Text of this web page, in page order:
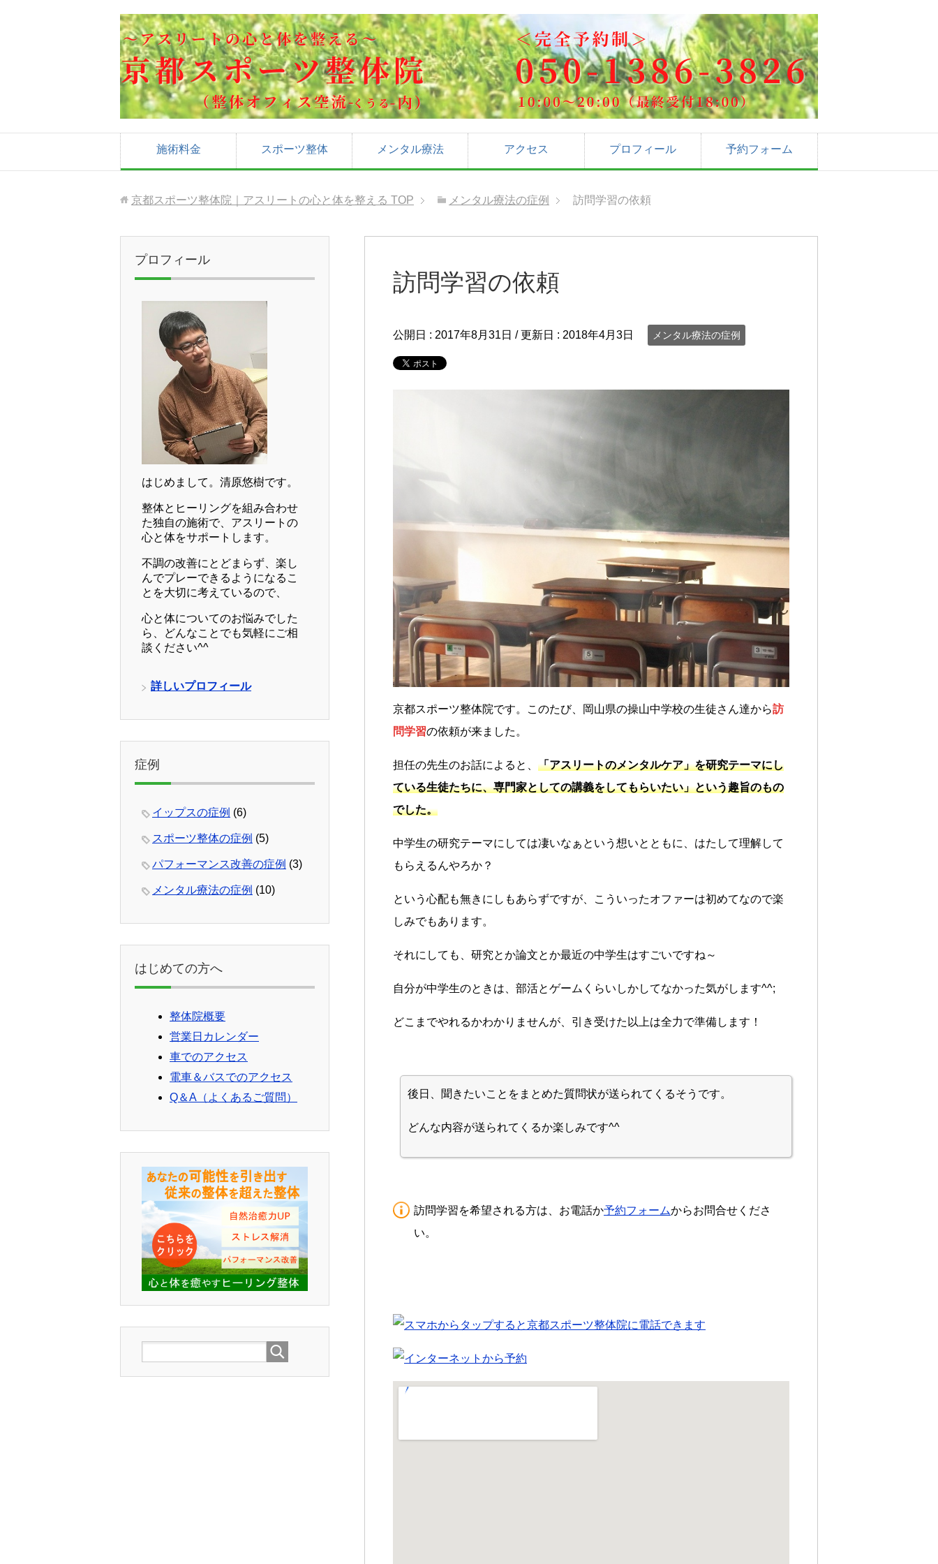
施術料金 スポーツ整体 メンタル療法 アクセス プロフィール 予約フォーム
京都スポーツ整体院｜アスリートの心と体を整える TOP メンタル療法の症例 訪問学習の依頼
訪問学習の依頼
公開日 : 2017年8月31日 / 更新日 : 2018年4月3日 メンタル療法の症例
京都スポーツ整体院です。このたび、岡山県の操山中学校の生徒さん達から訪
問学習の依頼が来ました。
担任の先生のお話によると、 「アスリートのメンタルケア」を研究テーマにし
ている生徒たちに、専門家としての講義をしてもらいたい」という趣旨のもの
でした。
中学生の研究テーマにしては凄いなぁという想いとともに、はたして理解して
もらえるんやろか？
という心配も無きにしもあらずですが、こういったオファーは初めてなので楽
しみでもあります。
それにしても、研究とか論文とか最近の中学生はすごいですね～
自分が中学生のときは、部活とゲームくらいしかしてなかった気がします^^;
どこまでやれるかわかりませんが、引き受けた以上は全力で準備します！
後日、聞きたいことをまとめた質問状が送られてくるそうです。
どんな内容が送られてくるか楽しみです^^
訪問学習を希望される方は、お電話か予約フォームからお問合せくださ
い。
プロフィール
はじめまして。清原悠樹です。
整体とヒーリングを組み合わせ
た独自の施術で、アスリートの
心と体をサポートします。
不調の改善にとどまらず、楽し
んでプレーできるようになるこ
とを大切に考えているので、
心と体についてのお悩みでした
ら、どんなことでも気軽にご相
談ください^^
詳しいプロフィール
症例
イップスの症例 (6)
スポーツ整体の症例 (5)
パフォーマンス改善の症例 (3)
メンタル療法の症例 (10)
はじめての方へ
整体院概要
営業日カレンダー
車でのアクセス
電車＆バスでのアクセス
Q＆A（よくあるご質問）